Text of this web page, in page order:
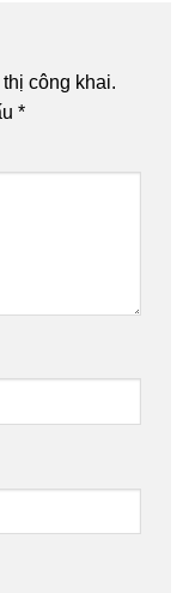
công khai.
*